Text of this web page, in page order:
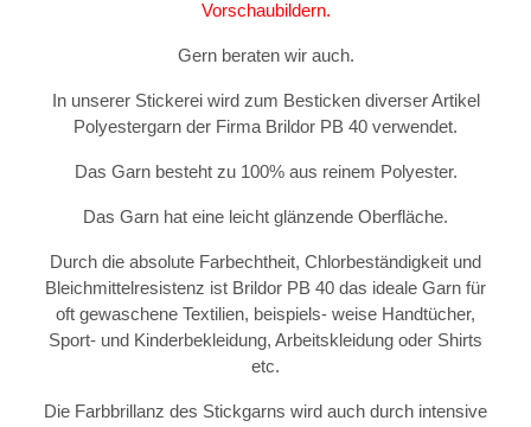
Vorschaubildern.
Gern beraten wir auch.
In unserer Stickerei wird zum Besticken diverser Artikel
Polyestergarn der Firma Brildor PB 40 verwendet.
Das Garn besteht zu 100% aus reinem Polyester.
Das Garn hat eine leicht glänzende Oberfläche.
Durch die absolute Farbechtheit, Chlorbeständigkeit und
Bleichmittelresistenz ist Brildor PB 40 das ideale Garn für
oft gewaschene Textilien, beispiels- weise Handtücher,
Sport- und Kinderbekleidung, Arbeitskleidung oder Shirts
etc.
Die Farbbrillanz des Stickgarns wird auch durch intensive